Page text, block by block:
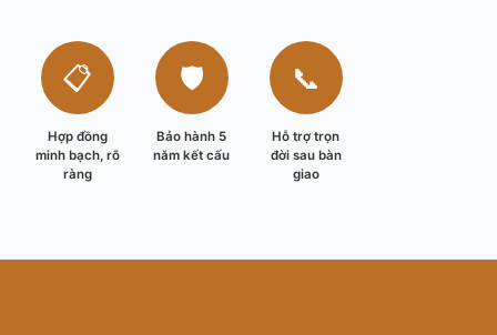
📋
Hợp đồng
minh bạch, rõ
ràng
🛡️
Bảo hành 5
năm kết cấu
📞
Hỗ trợ trọn
đời sau bàn
giao